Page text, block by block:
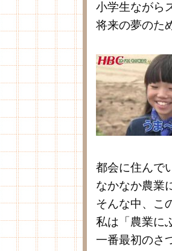
小学生ながら
将来の夢のた
都会に住んで
なかなか農業
そんな中、こ
私は「農業に
一番最初のさ